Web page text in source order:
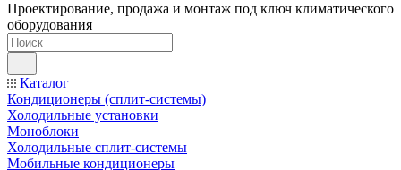
Проектирование, продажа и монтаж под ключ климатического
оборудования
Каталог
Кондиционеры (сплит-системы)
Холодильные установки
Моноблоки
Холодильные сплит-системы
Мобильные кондиционеры